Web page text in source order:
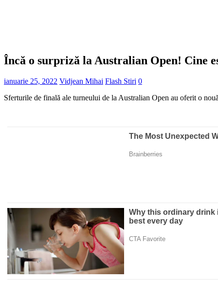
Încă o surpriză la Australian Open! Cine
ianuarie 25, 2022 Vidjean Mihai Flash Stiri 0
Sferturile de finală ale turneului de la Australian Open au oferit o